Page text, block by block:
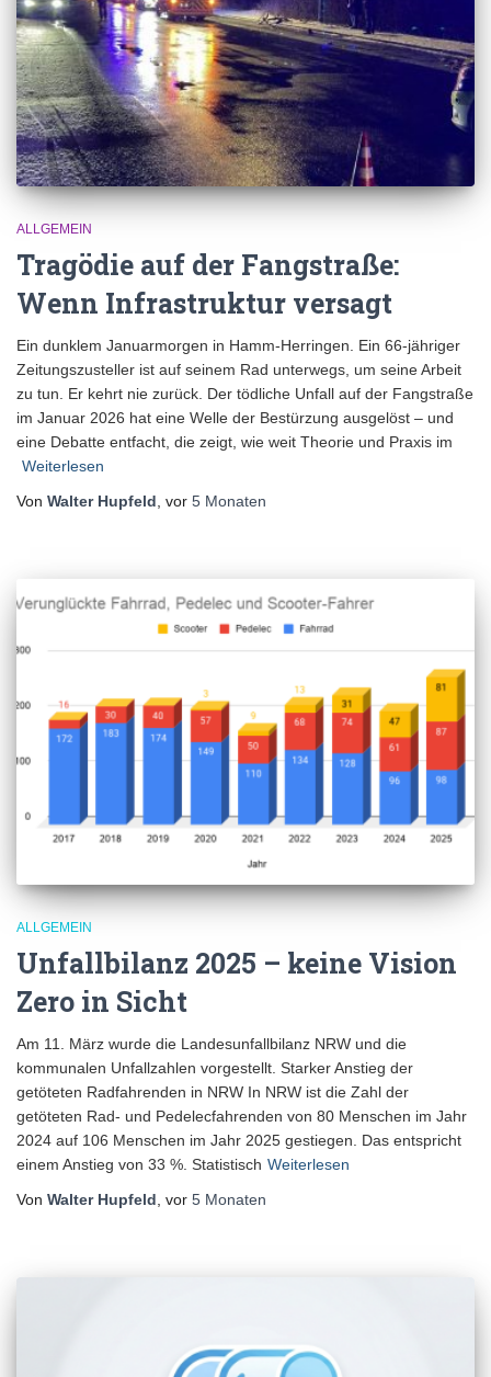
ALLGEMEIN
Tragödie auf der Fangstraße:
Wenn Infrastruktur versagt
Ein dunklem Januarmorgen in Hamm-Herringen. Ein 66-jähriger
Zeitungszusteller ist auf seinem Rad unterwegs, um seine Arbeit
zu tun. Er kehrt nie zurück. Der tödliche Unfall auf der Fangstraße
im Januar 2026 hat eine Welle der Bestürzung ausgelöst – und
eine Debatte entfacht, die zeigt, wie weit Theorie und Praxis im
Weiterlesen
Von Walter Hupfeld, vor 5 Monaten
ALLGEMEIN
Unfallbilanz 2025 – keine Vision
Zero in Sicht
Am 11. März wurde die Landesunfallbilanz NRW und die
kommunalen Unfallzahlen vorgestellt. Starker Anstieg der
getöteten Radfahrenden in NRW In NRW ist die Zahl der
getöteten Rad- und Pedelecfahrenden von 80 Menschen im Jahr
2024 auf 106 Menschen im Jahr 2025 gestiegen. Das entspricht
einem Anstieg von 33 %. Statistisch Weiterlesen
Von Walter Hupfeld , vor 5 Monaten